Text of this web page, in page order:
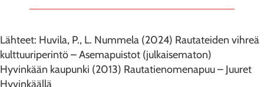
Lähteet: Huvila, P., L. Nummela (2024) Rautateiden vihreä
kulttuuriperintö – Asemapuistot (julkaisematon)
Hyvinkään kaupunki (2013) Rautatienomenapuu – Juuret
Hyvinkäällä